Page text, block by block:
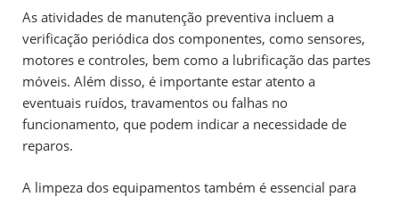
As atividades de manutenção preventiva incluem a
verificação periódica dos componentes, como sensores,
motores e controles, bem como a lubrificação das partes
móveis. Além disso, é importante estar atento a
eventuais ruídos, travamentos ou falhas no
funcionamento, que podem indicar a necessidade de
reparos.
A limpeza dos equipamentos também é essencial para